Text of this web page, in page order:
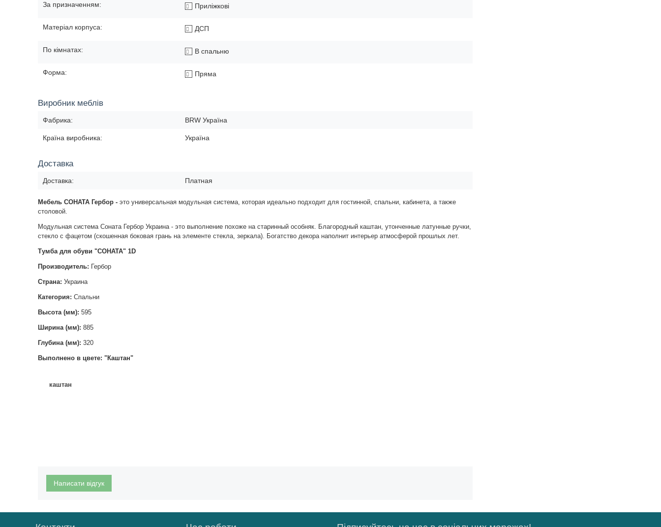
За призначенням: Приліжкові
Матеріал корпуса: ДСП
По кімнатах: В спальню
Форма: Пряма
Виробник меблів
Фабрика: BRW Україна
Країна виробника: Україна
Доставка
Доставка: Платная
Мебель СОНАТА Гербор - это универсальная модульная система, которая идеально подходит для гостинной, спальни, кабинета, а также
столовой.
Модульная система Соната Гербор Украина - это выполнение похоже на старинный особняк. Благородный каштан, утонченные латунные ручки,
стекло с фацетом (скошенная боковая грань на элементе стекла, зеркала). Богатство декора наполнит интерьер атмосферой прошлых лет.
Тумба для обуви "СОНАТА" 1D
Производитель: Гербор
Страна: Украина
Категория: Спальни
Высота (мм): 595
Ширина (мм): 885
Глубина (мм): 320
Выполнено в цвете: "Каштан"
каштан
Написати відгук